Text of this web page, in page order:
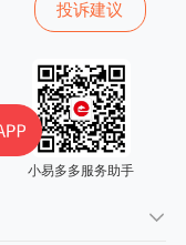
投诉建议
小易多多服务助手